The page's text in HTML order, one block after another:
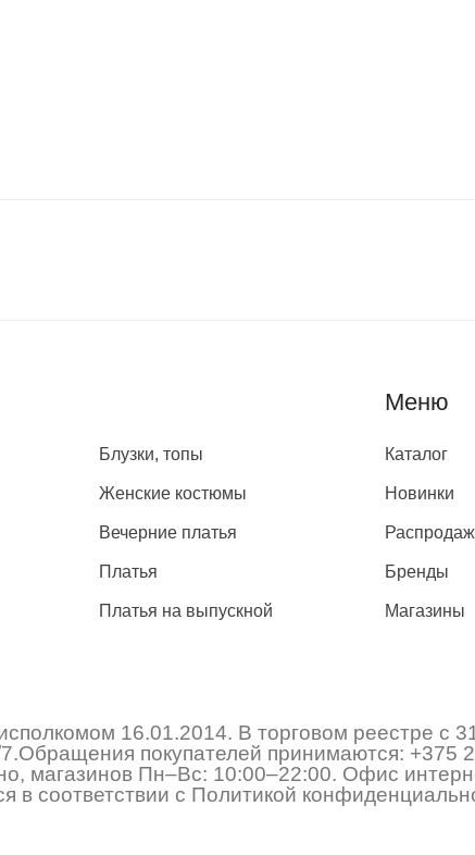
Блузки, топы
Женские костюмы
Вечерние платья
Платья
Платья на выпускной
Меню
Каталог
Новинки
Бренды
Магазины
16.01.2014. В торговом реестре с
покупателей принимаются: +375
магазинов Пн–Вс: 10:00–22:00. Офис
соответствии с Политикой